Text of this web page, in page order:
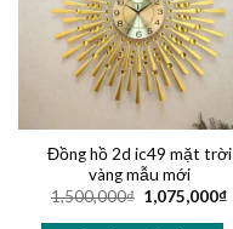
Đồng hồ 2d ic49 mặt trời
vàng mẫu mới
1,500,000₫ 1,075,000₫